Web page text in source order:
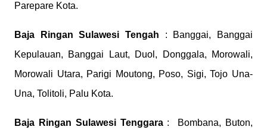
Parepare Kota.
Baja Ringan Sulawesi Tengah : Banggai, Banggai
Kepulauan, Banggai Laut, Duol, Donggala, Morowali,
Morowali Utara, Parigi Moutong, Poso, Sigi, Tojo Una-
Una, Tolitoli, Palu Kota.
Baja Ringan Sulawesi Tenggara : Bombana, Buton,